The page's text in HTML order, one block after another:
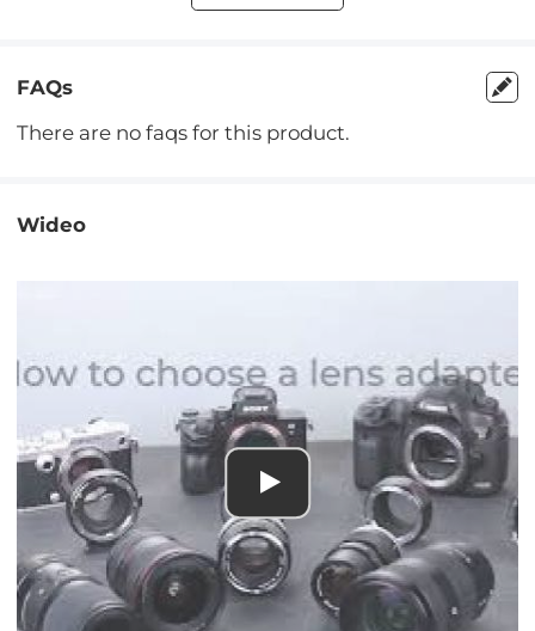
FAQs
There are no faqs for this product.
Wideo